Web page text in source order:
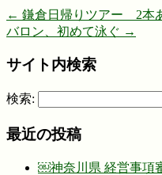
← 鎌倉日帰りツアー 2本
バロン、初めて泳ぐ →
サイト内検索
検索:
最近の投稿
￼神奈川県 経営事項